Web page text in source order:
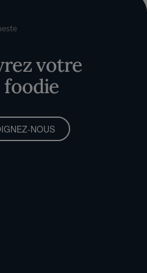
votre
NOUS